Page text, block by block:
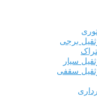
برجی
سیار
سقفی